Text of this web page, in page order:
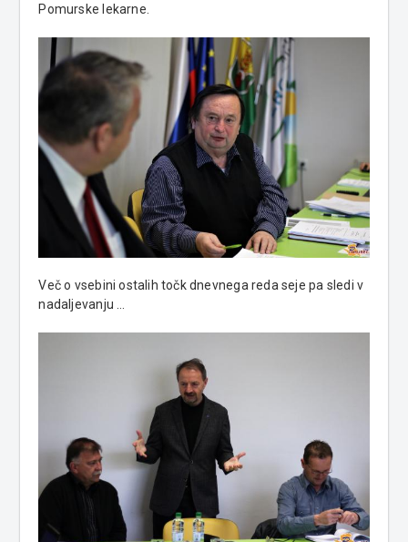
Pomurske lekarne.
Več o vsebini ostalih točk dnevnega reda seje pa sledi v
nadaljevanju …